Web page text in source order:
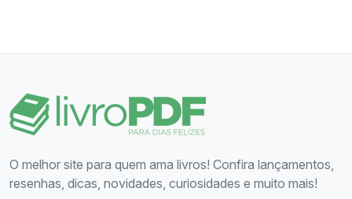
O melhor site para quem ama livros! Confira lançamentos,
resenhas, dicas, novidades, curiosidades e muito mais!